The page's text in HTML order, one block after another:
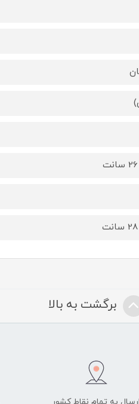
برگشت به بالا